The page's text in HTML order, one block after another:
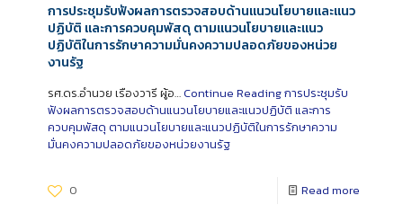
การประชุมรับฟังผลการตรวจสอบด้านแนวนโยบายและแนว
ปฏิบัติ และการควบคุมพัสดุ ตามแนวนโยบายและแนว
ปฏิบัติในการรักษาความมั่นคงความปลอดภัยของหน่วย
งานรัฐ
รศ.ดร.อำนวย เรืองวารี ผู้อ… Continue Readingการประชุมรับ
ฟังผลการตรวจสอบด้านแนวนโยบายและแนวปฏิบัติ และการ
ควบคุมพัสดุ ตามแนวนโยบายและแนวปฏิบัติในการรักษาความ
มั่นคงความปลอดภัยของหน่วยงานรัฐ
0 Read more